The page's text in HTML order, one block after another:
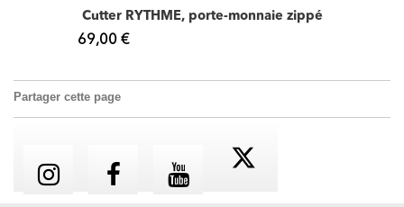
Cutter RYTHME, porte-monnaie zippé
69,00 €
Partager cette page